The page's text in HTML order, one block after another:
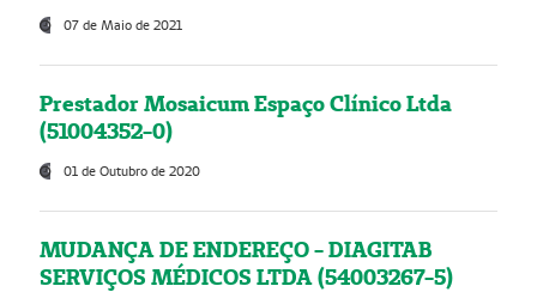
07 de Maio de 2021
Prestador Mosaicum Espaço Clínico Ltda
(51004352-0)
01 de Outubro de 2020
MUDANÇA DE ENDEREÇO - DIAGITAB
SERVIÇOS MÉDICOS LTDA (54003267-5)